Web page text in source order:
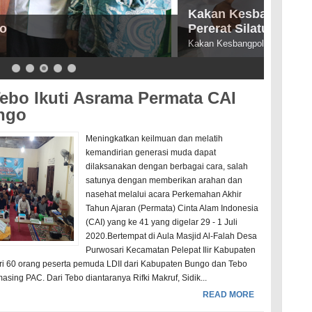
SP Terima Audiensi LDII Guna
DPD LDII Tebo
Ikuti Asrama Permata CAI
Meningkatkan keilmuan dan melatih
kemandirian generasi muda dapat
dilaksanakan dengan berbagai cara, salah
satunya dengan memberikan arahan dan
nasehat melalui acara Perkemahan Akhir
Tahun Ajaran (Permata) Cinta Alam Indonesia
(CAI) yang ke 41 yang digelar 29 - 1 Juli
2020.Bertempat di Aula Masjid Al-Falah Desa
Purwosari Kecamatan Pelepat Ilir Kabupaten
60 orang peserta pemuda LDII dari Kabupaten Bungo dan Tebo
PAC. Dari Tebo diantaranya Rifki Makruf, Sidik...
READ MORE